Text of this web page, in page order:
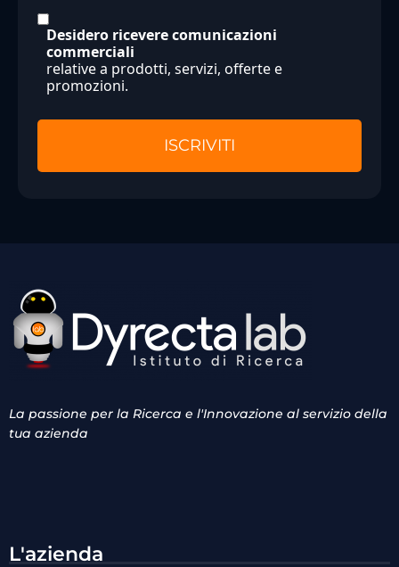
Desidero ricevere comunicazioni
commerciali
relative a prodotti, servizi, offerte e
promozioni.
La passione per la Ricerca e l'Innovazione al servizio della
tua azienda
L'azienda